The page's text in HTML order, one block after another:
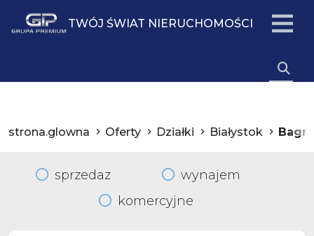
TWÓJ ŚWIAT NIERUCHOMOŚCI
strona.glowna Oferty Działki Białystok
sprzedaz
wynajem
komercyjne